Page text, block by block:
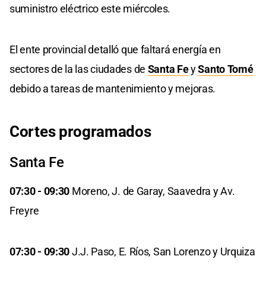
suministro eléctrico este miércoles.
El ente provincial detalló que faltará energía en
sectores de la las ciudades de Santa FeySanto Tomé
debido a tareas de mantenimiento y mejoras.
Cortes programados
Santa Fe
07:30 - 09:30 Moreno, J. de Garay, Saavedra y Av.
Freyre
07:30 - 09:30J.J. Paso, E. Ríos, San Lorenzo y Urquiza